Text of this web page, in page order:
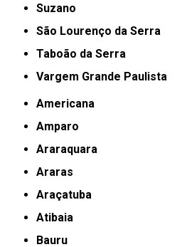
Suzano
São Lourenço da Serra
Taboão da Serra
Vargem Grande Paulista
Americana
Amparo
Araraquara
Araras
Araçatuba
Atibaia
Bauru